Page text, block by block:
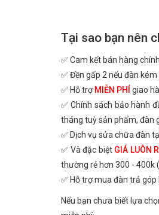
Tại sao bạn nên
✅ Cam kết bán hàng
✅ Đền gấp 2 nếu đàn
✅ Hỗ trợ MIỄN PHÍ giao
✅ Chính sách bảo hành
tháng tuỳ sản phẩm, đàn
✅ Dịch vụ sửa chữa đàn
✅ Và đặc biệt GIÁ LUÔN
thường rẻ hơn 300 - 400k
✅ Hỗ trợ mua đàn trả
Nếu bạn chưa biết lựa